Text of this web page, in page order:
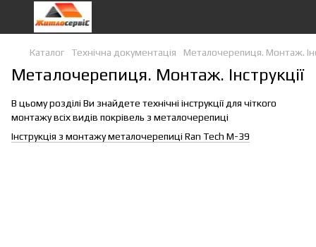
Каталог Технічна документація Металочерепиця. Монтаж.
Металочерепиця. Монтаж. Інструкції
В цьому розділі Ви знайдете технічні інструкції для чіткого
монтажу всіх видів покрівель з металочерепиці
Інструкція з монтажу металочерепиці Ran Tech M-39